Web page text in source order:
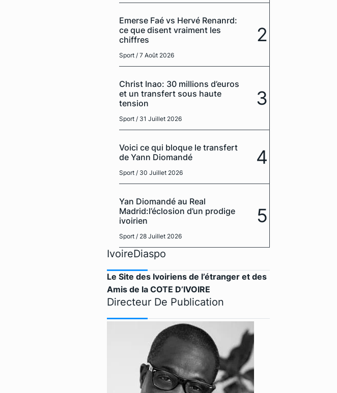
Emerse Faé vs Hervé Renanrd:
ce que disent vraiment les
chiffres
Sport / 7 Août 2026
2
Christ Inao: 30 millions d’euros
et un transfert sous haute
tension
Sport / 31 Juillet 2026
3
Voici ce qui bloque le transfert
de Yann Diomandé
Sport / 30 Juillet 2026
4
Yan Diomandé au Real
Madrid:l’éclosion d’un prodige
ivoirien
Sport / 28 Juillet 2026
5
IvoireDiaspo
Le Site des Ivoiriens de l’étranger et des
Amis de la COTE D’IVOIRE
Directeur De Publication